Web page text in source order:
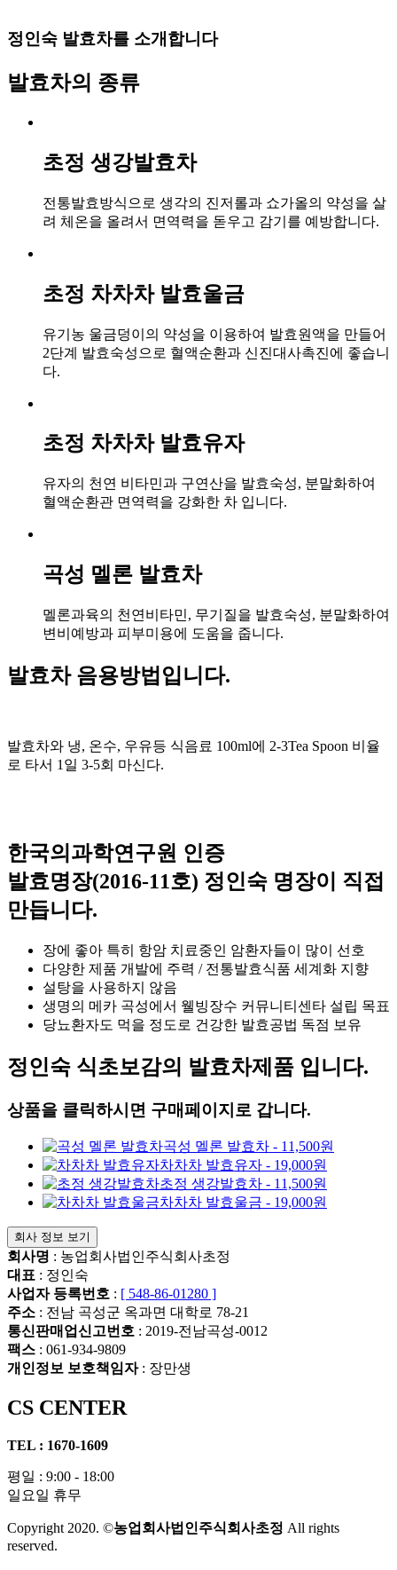
정인숙 발효차를 소개합니다
발효차의 종류
초정 생강발효차
전통발효방식으로 생각의 진저롤과 쇼가올의 약성을 살
려 체온을 올려서 면역력을 돋우고 감기를 예방합니다.
초정 차차차 발효울금
유기농 울금덩이의 약성을 이용하여 발효원액을 만들어
2단계 발효숙성으로 혈액순환과 신진대사촉진에 좋습니
다.
초정 차차차 발효유자
유자의 천연 비타민과 구연산을 발효숙성, 분말화하여
혈액순환관 면역력을 강화한 차 입니다.
곡성 멜론 발효차
멜론과육의 천연비타민, 무기질을 발효숙성, 분말화하여
변비예방과 피부미용에 도움을 줍니다.
발효차 음용방법입니다.
발효차와 냉, 온수, 우유등 식음료 100ml에 2-3Tea Spoon 비율
로 타서 1일 3-5회 마신다.
한국의과학연구원 인증
발효명장(2016-11호) 정인숙 명장이 직접
만듭니다.
장에 좋아 특히 항암 치료중인 암환자들이 많이 선호
다양한 제품 개발에 주력 / 전통발효식품 세계화 지향
설탕을 사용하지 않음
생명의 메카 곡성에서 웰빙장수 커뮤니티센타 설립 목표
당뇨환자도 먹을 정도로 건강한 발효공법 독점 보유
정인숙 식초보감의 발효차제품 입니다.
상품을 클릭하시면 구매페이지로 갑니다.
곡성 멜론 발효차 - 11,500원
차차차 발효유자 - 19,000원
초정 생강발효차 - 11,500원
차차차 발효울금 - 19,000원
회사 정보 보기
회사명 : 농업회사법인주식회사초정
대표 : 정인숙
사업자 등록번호 : [ 548-86-01280 ]
주소 : 전남 곡성군 옥과면 대학로 78-21
통신판매업신고번호 : 2019-전남곡성-0012
팩스 : 061-934-9809
개인정보 보호책임자: 장만생
CS CENTER
TEL : 1670-1609
평일 : 9:00 - 18:00
일요일 휴무
Copyright 2020. ©농업회사법인주식회사초정 All rights
reserved.